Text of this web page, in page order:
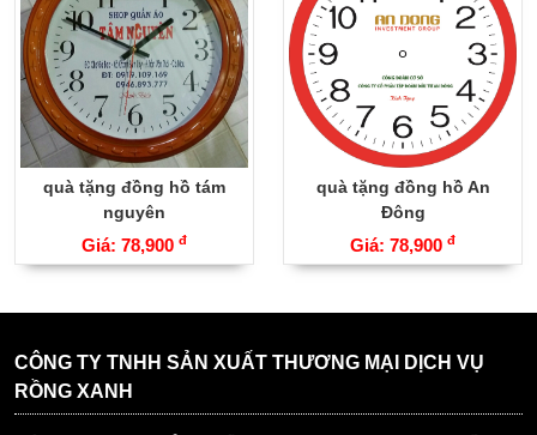
quà tặng đồng hồ tám
nguyên
Giá: 78,900 đ
quà tặng đồng hồ An
Đông
Giá: 78,900 đ
CÔNG TY TNHH SẢN XUẤT THƯƠNG MẠI DỊCH VỤ
RỒNG XANH